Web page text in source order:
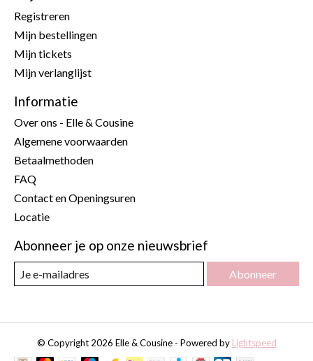
Registreren
Mijn bestellingen
Mijn tickets
Mijn verlanglijst
Informatie
Over ons - Elle & Cousine
Algemene voorwaarden
Betaalmethoden
FAQ
Contact en Openingsuren
Locatie
Abonneer je op onze nieuwsbrief
Abonneer
© Copyright 2026 Elle & Cousine - Powered by Lightspeed